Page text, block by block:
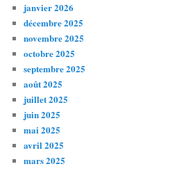
janvier 2026
décembre 2025
novembre 2025
octobre 2025
septembre 2025
août 2025
juillet 2025
juin 2025
mai 2025
avril 2025
mars 2025